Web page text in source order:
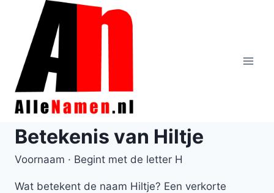
Doorgaan
inhoud
Betekenis van Hiltje
Voornaam · Begint met de letter H
Wat betekent de naam Hiltje? Een verkorte